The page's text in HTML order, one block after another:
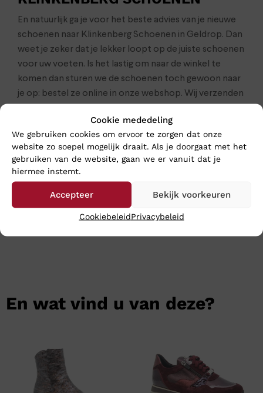
Cookie mededeling
We gebruiken cookies om ervoor te zorgen dat onze
website zo soepel mogelijk draait. Als je doorgaat met het
gebruiken van de website, gaan we er vanuit dat je
hiermee instemt.
Accepteer Bekijk voorkeuren
CookiebeleidPrivacybeleid
En natuurlijk ga je voor het beste advies van je nieuwe
schoenen naar Klinkenberg Schoenen in Geldrop. Dan
weet je zeker dat je lekker loopt op de juiste schoenen
voor uw voeten. Is het lastig om naar de winkel te
komen dan sturen we de schoenen toch gewoon naar
je op: bestel ze online in onze webshop. Wij verzenden
uw aankopen binnen 24 uur binnen.
Klik hier voor de gehele collectie van Hartjes
En wat vind u van deze?